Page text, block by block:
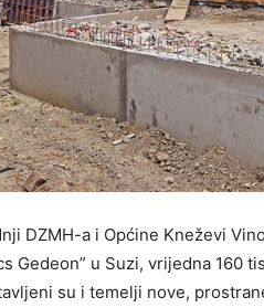
DZMH-a i Općine Kneževi
Gedeon” u Suzi, vrijedna 160
su i temelji nove,